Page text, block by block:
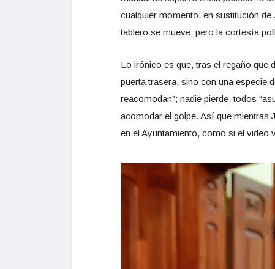
cualquier momento, en sustitución de
tablero se mueve, pero la cortesía
Lo irónico es que, tras el regaño que
puerta trasera, sino con una especie
reacomodan”; nadie pierde, todos
acomodar el golpe. Así que mientras
en el Ayuntamiento, como si el video